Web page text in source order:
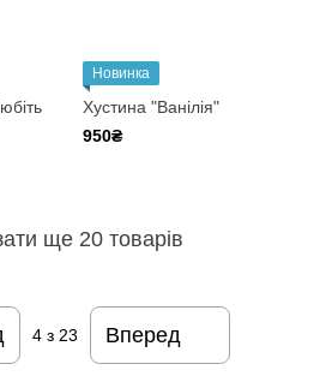
Новинка
Хустина "Ванілія"
950₴
ще 20 товарів
4з 23 Вперед